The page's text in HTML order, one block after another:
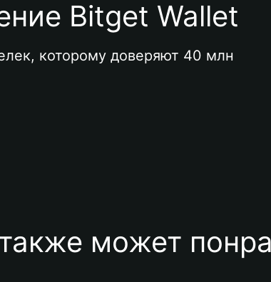
Bitget Wallet
которому доверяют 40 млн
может